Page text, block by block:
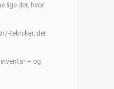
lige der, hvor
tekniker, der
– og